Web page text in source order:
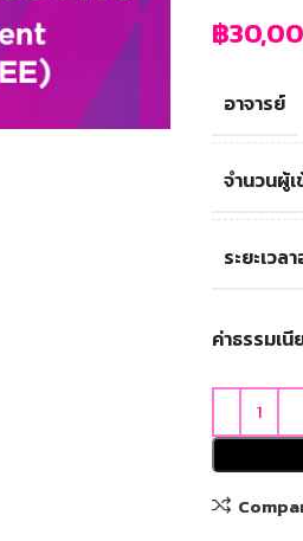
฿
อาจารย์
จำนวนผู้
ระยะเวล
ค่าธรรมเนี